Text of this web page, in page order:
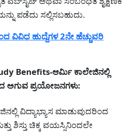
ಪಡೆದು ಸಲ್ಲಿಸಬಹುದು.
ವಿವಿಧ ಹುದ್ದೆಗಳ 2ನೇ ಹೆಚ್ಚುವರಿ
Benefits-ಆರ್ಮಿ ಕಾಲೇಜಿನಲ್ಲಿ
ಅಗುವ ಪ್ರಯೋಜನಗಳು:
ವಿದ್ಯಾಭ್ಯಾಸ ಮಾಡುವುದರಿಂದ
ಶಿಸ್ತು ಚಿಕ್ಕ ವಯಸ್ಸಿನಿಂದಲೇ